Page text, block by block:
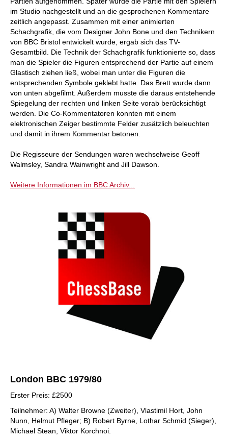
im Studio nachgestellt und an die gesprochenen Kommentare
zeitlich angepasst. Zusammen mit einer animierten
Schachgrafik, die vom Designer John Bone und den Technikern
von BBC Bristol entwickelt wurde, ergab sich das TV-
Gesamtbild. Die Technik der Schachgrafik funktionierte so, dass
man die Spieler die Figuren entsprechend der Partie auf einem
Glastisch ziehen ließ, wobei man unter die Figuren die
entsprechenden Symbole geklebt hatte. Das Brett wurde dann
von unten abgefilmt. Außerdem musste die daraus entstehende
Spiegelung der rechten und linken Seite vorab berücksichtigt
werden. Die Co-Kommentatoren konnten mit einem
elektronischen Zeiger bestimmte Felder zusätzlich beleuchten
und damit in ihrem Kommentar betonen.
Die Regisseure der Sendungen waren wechselweise Geoff
Walmsley, Sandra Wainwright and Jill Dawson.
Weitere Informationen im BBC Archiv...
London BBC 1979/80
Erster Preis: £2500
Teilnehmer: A) Walter Browne (Zweiter), Vlastimil Hort, John
Nunn, Helmut Pfleger; B) Robert Byrne, Lothar Schmid (Sieger),
Michael Stean, Viktor Korchnoi.